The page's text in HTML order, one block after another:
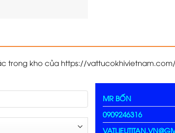
trong kho của https://
MR BỐN
0909246316